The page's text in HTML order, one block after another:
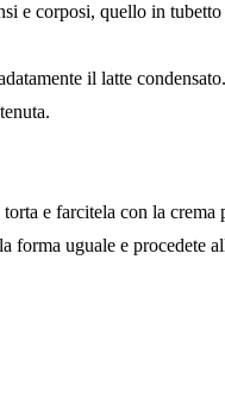
e corposi, quello in
il latte condensato.
e farcitela con la
forma uguale e procedete